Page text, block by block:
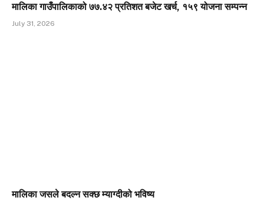
मालिका गाउँपालिकाको ७७.४२ प्रतिशत बजेट खर्च, १५९ योजना सम्पन्न
July 31, 2026
मालिका जसले बदल्न सक्छ म्याग्दीको भविष्य